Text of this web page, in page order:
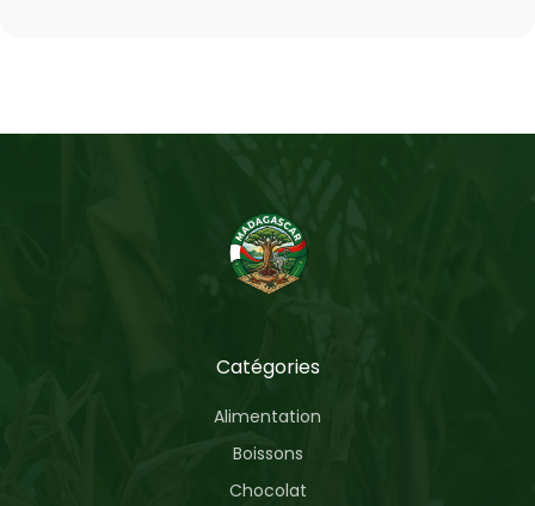
Catégories
Alimentation
Boissons
Chocolat